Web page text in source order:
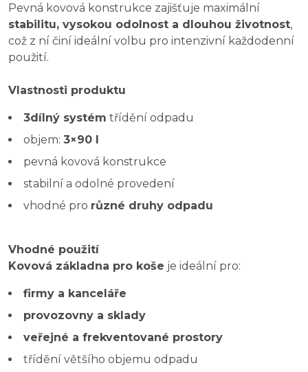
Pevná kovová konstrukce zajišťuje maximální
stabilitu, vysokou odolnost a dlouhou životnost,
což z ní činí ideální volbu pro intenzivní každodenní
použití.
Vlastnosti produktu
3dílný systém třídění odpadu
objem: 3×90 l
pevná kovová konstrukce
stabilní a odolné provedení
vhodné pro různé druhy odpadu
Vhodné použití
Kovová základna pro koše je ideální pro:
firmy a kanceláře
provozovny a sklady
veřejné a frekventované prostory
třídění většího objemu odpadu